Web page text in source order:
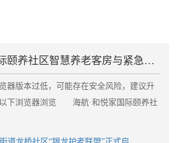
海航和悦家国际颐养社区智慧养老客房与紧急呼叫系统失
器版本过低，可能存在安全风险，建议升
下浏览器浏览 海航·和悦家国际颐养社